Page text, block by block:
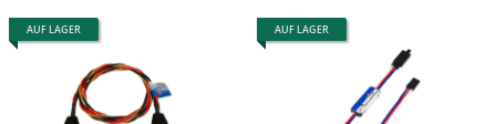
AUF LAGER AUF LAGER